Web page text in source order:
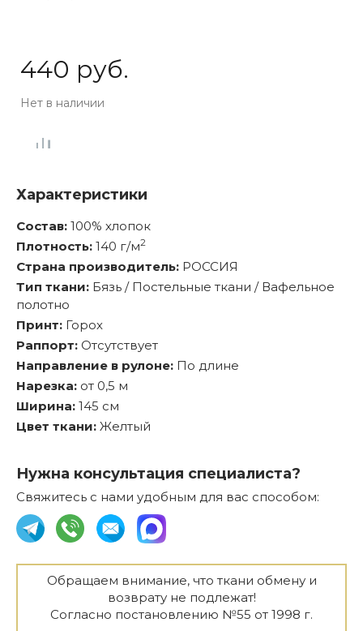
440 руб.
Нет в наличии
Характеристики
Состав: 100% хлопок
Плотность: 140 г/м2
Страна производитель: РОССИЯ
Тип ткани: Бязь / Постельные ткани / Вафельное
полотно
Принт: Горох
Раппорт: Отсутствует
Направление в рулоне: По длине
Нарезка: от 0,5 м
Ширина: 145 см
Цвет ткани: Желтый
Нужна консультация специалиста?
Свяжитесь с нами удобным для вас способом:
Обращаем внимание, что ткани обмену и
возврату не подлежат!
Согласно постановлению №55 от 1998 г.